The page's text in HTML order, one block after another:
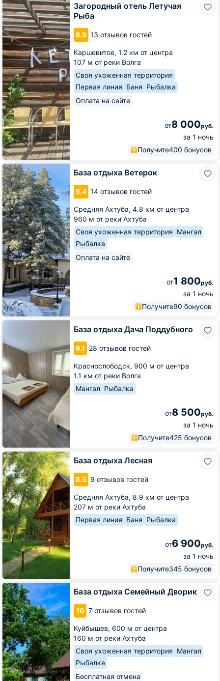
Загородный отель Летучая
Рыба
8.9 13 отзывов гостей
Каршевитое, 1.2 км от центра
107 м от реки Волга
Своя ухоженная территория
Первая линия Баня Рыбалка
Оплата на сайте
от8 000руб.
за 1 ночь
Получите400 бонусов
отель
Летучая
Рыба
База отдыха Ветерок
9.4 14 отзывов гостей
Средняя Ахтуба, 4.8 км от центра
960 м от реки Ахтуба
Своя ухоженная территория Мангал
Рыбалка
Оплата на сайте
от1 800руб.
за 1 ночь
Получите90 бонусов
База
отдыха
Ветерок
База отдыха Дача Поддубного
9.1 28 отзывов гостей
Краснослободск, 900 м от центра
1.1 км от реки Волга
Мангал Рыбалка
от8 500руб.
за 1 ночь
Получите425 бонусов
База
Дача
Поддубного
База отдыха Лесная
8.5 9 отзывов гостей
Средняя Ахтуба, 8.9 км от центра
207 м от реки Ахтуба
Первая линия Баня Рыбалка
от6 900руб.
за 1 ночь
Получите345 бонусов
База
отдыха
Лесная
База отдыха Семейный Дворик
10 7 отзывов гостей
Куйбышев, 600 м от центра
160 м от реки Ахтуба
Своя ухоженная территория Мангал
Рыбалка
Бесплатная отмена
База
отдыха
Семейный
Дворик